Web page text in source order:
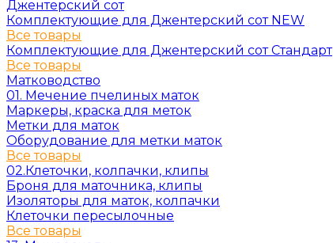
Джентерский сот
Комплектующие для Джентерский сот NEW
Все товары
Комплектующие для Джентерский сот Стандарт
Все товары
Матководство
01. Мечение пчелиных маток
Маркеры, краска для меток
Метки для маток
Оборудование для метки маток
Все товары
02.Клеточки, колпачки, клипы
Броня для маточника, клипы
Изоляторы для маток, колпачки
Клеточки пересылочные
Все товары